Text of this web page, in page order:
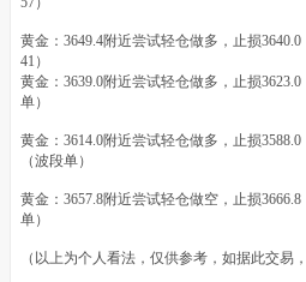
黄金：3649.4附近尝试轻仓做多，止损3640.0
41）
黄金：3639.0附近尝试轻仓做多，止损
单）
黄金：3614.0附近尝试轻仓做多，止损3588.0
（波段单）
黄金：3657.8附近尝试轻仓做空，止损
单）
（以上为个人看法，仅供参考，如据此交易